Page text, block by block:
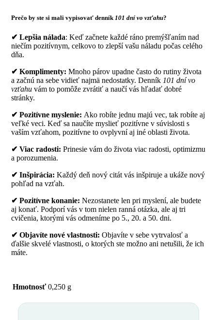
Prečo by ste si mali vypisovať denník 101 dní vo vzťahu?
✔ Lepšia nálada: Keď začnete každé ráno premýšľaním nad
niečím pozitívnym, celkovo to zlepší vašu náladu počas celého
dňa.
✔ Komplimenty: Mnoho párov upadne často do rutiny života
a začnú na sebe vidieť najmä nedostatky. Denník 101 dní vo
vzťahu vám to pomôže zvrátiť a naučí vás hľadať dobré
stránky.
✔ Pozitívne myslenie: Ako robíte jednu majú vec, tak robíte aj
veľké veci. Keď sa naučíte myslieť pozitívne v súvislosti s
vaším vzťahom, pozitívne to ovplyvní aj iné oblasti života.
✔ Viac radosti: Prinesie vám do života viac radosti, optimizmu
a porozumenia.
✔ Inšpirácia: Každý deň nový citát vás inšpiruje a ukáže nový
pohľad na vzťah.
✔ Pozitívne konanie: Nezostanete len pri myslení, ale budete
aj konať. Podporí vás v tom nielen ranná otázka, ale aj tri
cvičenia, ktorými vás odmeníme po 5., 20. a 50. dni.
✔ Objavíte nové vlastnosti: Objavíte v sebe vytrvalosť a
ďalšie skvelé vlastnosti, o ktorých ste možno ani netušili, že ich
máte.
Hmotnosť 0,250 g